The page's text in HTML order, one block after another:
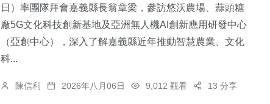
日）率團隊拜會嘉義縣長翁章梁，參訪悠沃農場、蒜頭糖
廠5G文化科技創新基地及亞洲無人機AI創新應用研發中心
（亞創中心），深入了解嘉義縣近年推動智慧農業、文化
科...
陳信利 2026年八月06日 9,012 觀看 13 分享